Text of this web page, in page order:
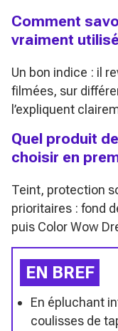
Comment
vraiment
Un bon indice : il
filmées, sur
l’expliquent
Quel produit
choisir en
Teint, protection
prioritaires : fond
puis Color Wow
EN BREF
En épluchant
coulisses de